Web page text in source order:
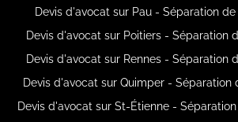
Devis d'avocat sur Pau - Séparation
Devis d'avocat sur Poitiers - Séparation
Devis d'avocat sur Rennes - Séparation
Devis d'avocat sur Quimper -
Devis d'avocat sur St-Étienne -